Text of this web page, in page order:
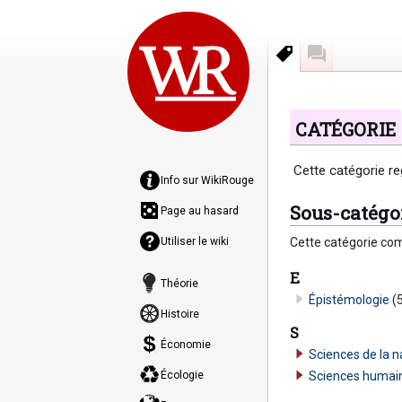
Catégorie
Aller
la
navigation
Aller
la
recherche
Cette catégorie
Sous-
Cette catégorie
E
Épistémologie
S
Sciences de la
Sciences
Catégorie
Info sur WikiRouge
Page au hasard
Utiliser le wiki
Théorie
Histoire
Économie
Écologie